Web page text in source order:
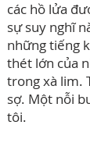
các hồ lửa
sự suy nghĩ
những tiếng
thét lớn của
trong xà lim.
sợ. Một nỗi
tôi.